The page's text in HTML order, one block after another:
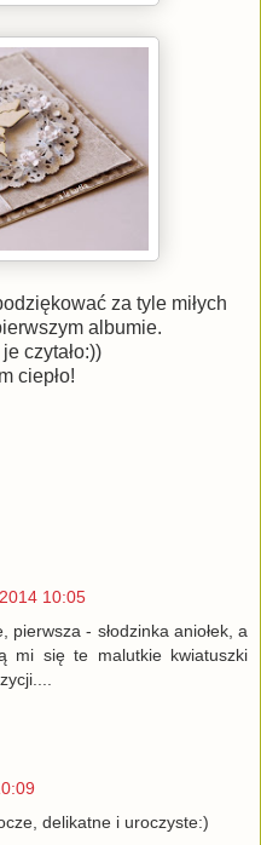
za tyle miłych
albumie.
czytało:))
ciepło!
10:05
- słodzinka aniołek, a
mi się te malutkie kwiatuszki
delikatne i uroczyste:)